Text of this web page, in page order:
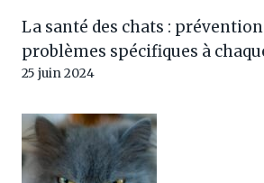
La santé des chats :
problèmes spécifiques à
25 juin 2024